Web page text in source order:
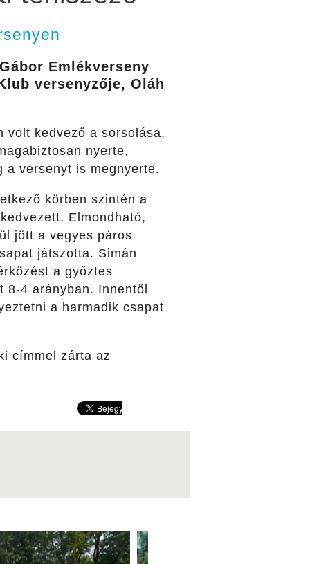
Emlékverseny
versenyzője, Oláh
volt kedvező a sorsolása,
nyerte,
a versenyt is megnyerte.
körben szintén a
Elmondható,
jött a vegyes páros
játszotta. Simán
a győztes
4 arányban. Innentől
a harmadik csapat
címmel zárta az